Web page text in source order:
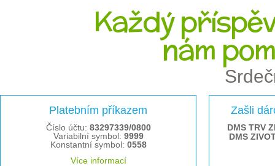
Každý
nám
Platebním příkazem
Číslo účtu: 83297339/0800
Variabilní symbol: 9999
Konstantní symbol: 0558
Více informací
Zašli
DMS TRV
DMS